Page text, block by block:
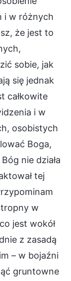
i w różnych
że jest to
sobie, jak
się jednak
całkowite
i w
osobistych
Boga,
nie działa
tej
w
jest wokół
z zasadą
– w bojaźni
gruntowne